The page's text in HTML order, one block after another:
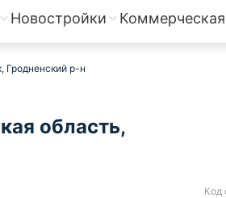
Новостройки Коммерческая
Гродненский р-н
область,
Код